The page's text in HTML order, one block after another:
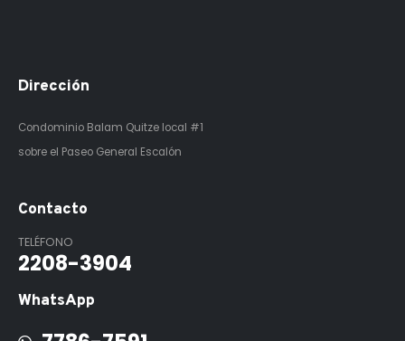
Dirección
Condominio Balam Quitze local #1
sobre el Paseo General Escalón
Contacto
TELÉFONO
2208-3904
WhatsApp